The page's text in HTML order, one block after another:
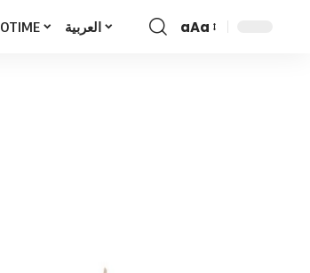
العربية
Font
aAa